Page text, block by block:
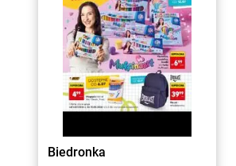
Biedronka